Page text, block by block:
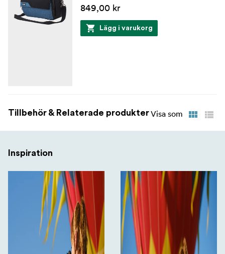
849,00 kr
Lägg i varukorg
Tillbehör & Relaterade produkterVisa som
Inspiration